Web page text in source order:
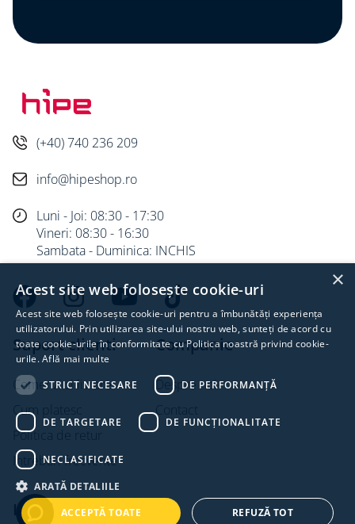
(+40) 740 236 209
info@hipeshop.ro
Luni - Joi: 08:30 - 17:30
Vineri: 08:30 - 16:30
Sambata - Duminica: INCHIS
Suport clienti
Comenzi si livrare
Cum platesc
Politica de retur
Intrebari frecvente
Companie
Despre noi
Contact
Legal
×
Acest site web folosește cookie-uri
Acest site web folosește cookie-uri pentru a îmbunătăți experiența
utilizatorului. Prin utilizarea site-ului nostru web, sunteți de acord cu
toate cookie-urile în conformitate cu Politica noastră privind cookie-
urile.Află mai multe
STRICT NECESARE
DE PERFORMANȚĂ
DE TARGETARE DE FUNCŢIONALITATE
NECLASIFICATE
ARATĂ DETALIILE
ACCEPTĂ TOATE
REFUZĂ TOT